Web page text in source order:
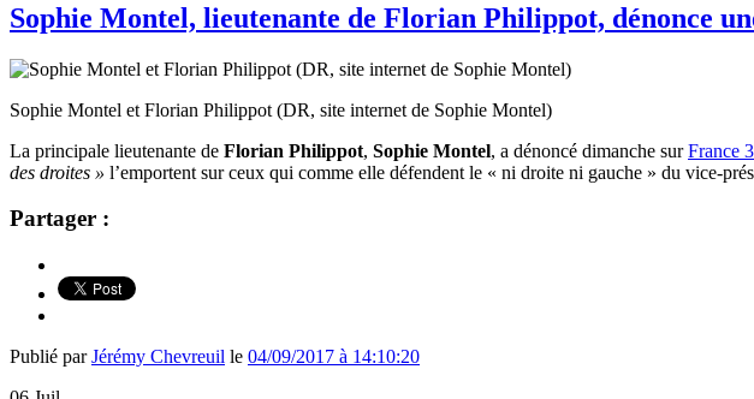
Sophie Montel, lieutenante de Florian Philippot, dénonce
Sophie Montel et Florian Philippot (DR, site internet de Sophie Montel)
La principale lieutenante de Florian Philippot, Sophie Montel, a dénoncé dimanche surFrance
des droites » l’emportent sur ceux qui comme elle défendent le « ni droite ni gauche » du vice-
Partager :
Publié parJérémy Chevreuil le 04/09/2017 à 14:10:20